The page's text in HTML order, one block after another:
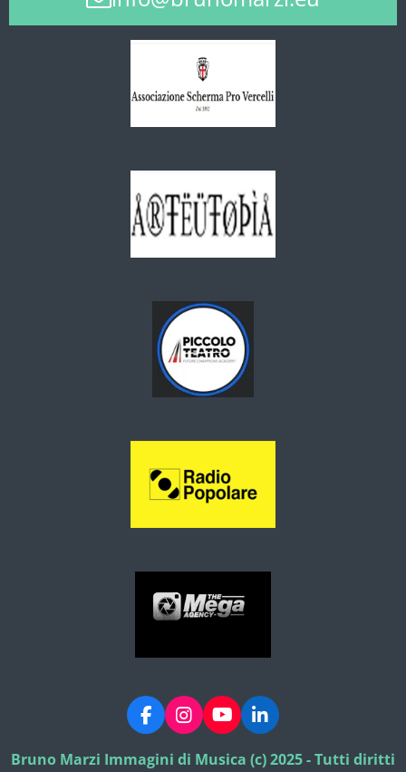
F
a
c
I
n
s
Y
o
u
L
i
n
Bruno Marzi Immagini di Musica (c) 2025 - Tutti diritti